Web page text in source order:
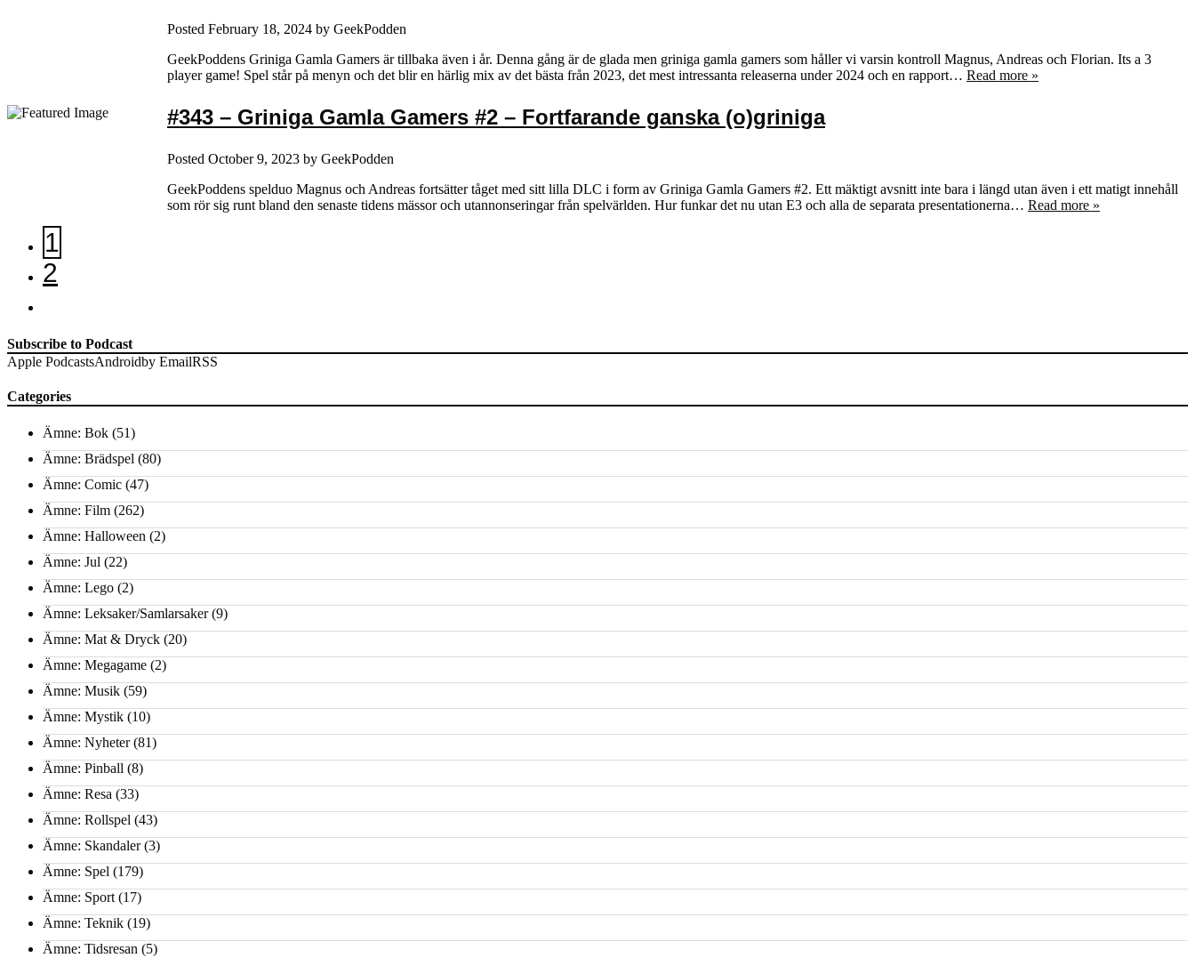
Posted February 18, 2024 by GeekPodden
GeekPoddens Griniga Gamla Gamers är tillbaka även i år. Denna gång är de glada men griniga gamla gamers som håller vi varsin kontroll Magnus, Andreas och Florian. Its a 3
player game! Spel står på menyn och det blir en härlig mix av det bästa från 2023, det mest intressanta releaserna under 2024 och en rapport… Read more »
#343 – Griniga Gamla Gamers #2 – Fortfarande ganska (o)griniga
Posted October 9, 2023 by GeekPodden
GeekPoddens spelduo Magnus och Andreas fortsätter tåget med sitt lilla DLC i form av Griniga Gamla Gamers #2. Ett mäktigt avsnitt inte bara i längd utan även i ett matigt innehåll
som rör sig runt bland den senaste tidens mässor och utannonseringar från spelvärlden. Hur funkar det nu utan E3 och alla de separata presentationerna… Read more »
1
2
Subscribe to Podcast
Apple PodcastsAndroidby EmailRSS
Categories
Ämne: Bok (51)
Ämne: Brädspel (80)
Ämne: Comic (47)
Ämne: Film (262)
Ämne: Halloween (2)
Ämne: Jul (22)
Ämne: Lego (2)
Ämne: Leksaker/Samlarsaker(9)
Ämne: Mat & Dryck (20)
Ämne: Megagame (2)
Ämne: Musik (59)
Ämne: Mystik (10)
Ämne: Nyheter(81)
Ämne: Pinball (8)
Ämne: Resa (33)
Ämne: Rollspel (43)
Ämne: Skandaler(3)
Ämne: Spel (179)
Ämne: Sport (17)
Ämne: Teknik (19)
Ämne: Tidsresan (5)